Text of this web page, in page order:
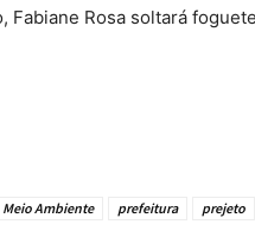
Rosa soltará
Meio Ambiente prefeitura prejeto